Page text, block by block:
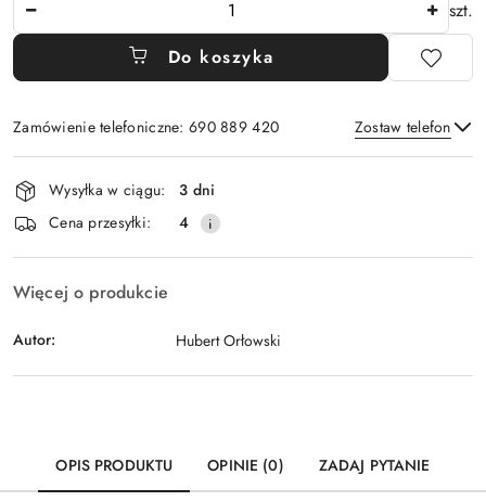
szt.
Do koszyka
Zamówienie telefoniczne: 690 889 420 Zostaw telefon
Wyślij
Dostępność
i
dostawa
Wysyłka w ciągu:
3 dni
Cena przesyłki:
4
Więcej o produkcie
Autor: Hubert Orłowski
OPIS PRODUKTU OPINIE (0) ZADAJ PYTANIE